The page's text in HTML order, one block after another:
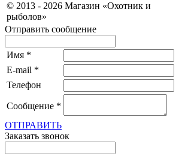
© 2013 - 2026 Магазин «Охотник и
рыболов»
Отправить сообщение
Имя *
E-mail *
Телефон
Сообщение *
ОТПРАВИТЬ
Заказать звонок